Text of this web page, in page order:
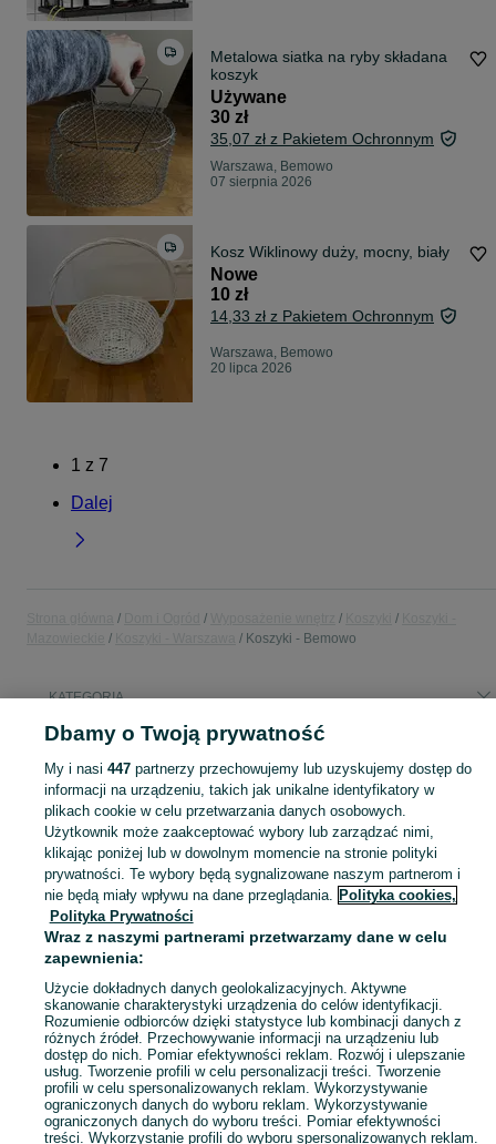
Metalowa siatka na ryby składana
koszyk
Używane
30 zł
35,07 zł z Pakietem Ochronnym
Warszawa, Bemowo
07 sierpnia 2026
Kosz Wiklinowy duży, mocny, biały
Nowe
10 zł
14,33 zł z Pakietem Ochronnym
Warszawa, Bemowo
20 lipca 2026
1 z 7
Dalej
Koszyki - Bemowo
KATEGORIA
Popularne wyszukiwania
ikea
Sprzedaż koszyczków Warszawa ▶️ Szeroki wybór modeli, kształtów i materiałów ✅ Nowe i używane w atrakcyjnych cenach ☝ Sprawdź oferty na OLX.pl! Zobacz
Mapa kategorii
Mapa miejscowości
Mapa ministron
Popularne wyszukiwania
Dbamy o Twoją prywatność
My i nasi 447partnerzy przechowujemy lub uzyskujemy dostęp do
informacji na urządzeniu, takich jak unikalne identyfikatory w
plikach cookie w celu przetwarzania danych osobowych.
Użytkownik może zaakceptować wybory lub zarządzać nimi,
klikając poniżej lub w dowolnym momencie na stronie polityki
prywatności. Te wybory będą sygnalizowane naszym partnerom i
nie będą miały wpływu na dane przeglądania. Polityka cookies,
Polityka Prywatności
Wraz z naszymi partnerami przetwarzamy dane w celu
zapewnienia:
Użycie dokładnych danych geolokalizacyjnych. Aktywne
skanowanie charakterystyki urządzenia do celów identyfikacji.
Rozumienie odbiorców dzięki statystyce lub kombinacji danych z
różnych źródeł. Przechowywanie informacji na urządzeniu lub
dostęp do nich. Pomiar efektywności reklam. Rozwój i ulepszanie
usług. Tworzenie profili w celu personalizacji treści. Tworzenie
profili w celu spersonalizowanych reklam. Wykorzystywanie
ograniczonych danych do wyboru reklam. Wykorzystywanie
ograniczonych danych do wyboru treści. Pomiar efektywności
treści. Wykorzystanie profili do wyboru spersonalizowanych reklam.